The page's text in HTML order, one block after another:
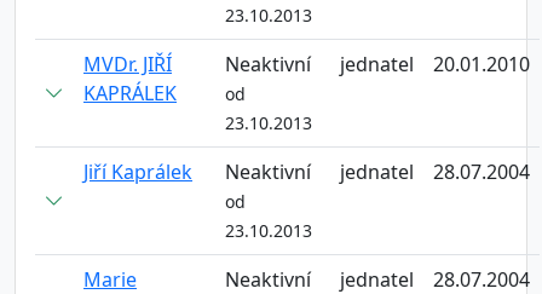
23.10.2013
MVDr. JIŘÍ
KAPRÁLEK
Neaktivní
od
23.10.2013
jednatel 20.01.2010
Jiří Kaprálek Neaktivní
od
23.10.2013
jednatel 28.07.2004
Marie
Neaktivní jednatel 28.07.2004